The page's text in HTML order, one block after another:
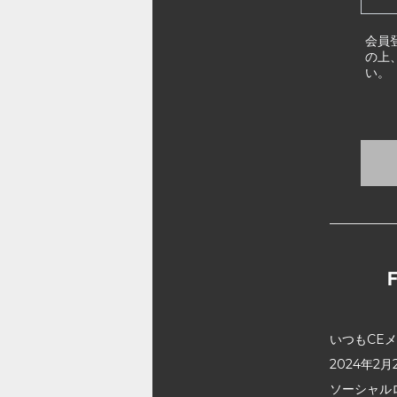
会員
の上
い。
いつもCE
2024年2月
ソーシャ